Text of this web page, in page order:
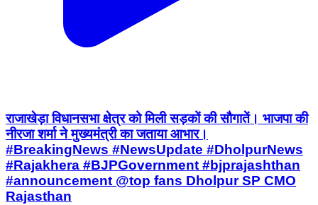
राजाखेड़ा विधानसभा क्षेत्र को मिली सड़कों की सौगातें। भाजपा की
नीरजा शर्मा ने मुख्यमंत्री का जताया आभार।
#BreakingNews #NewsUpdate #DholpurNews
#Rajakhera #BJPGovernment #bjprajashthan
#announcement @top fans Dholpur SP CMO
Rajasthan